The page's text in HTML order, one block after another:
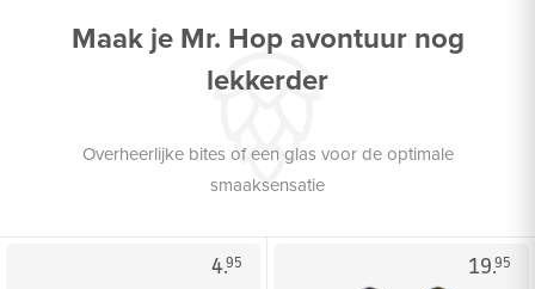
Maak je Mr. Hop avontuur nog
lekkerder
Overheerlijke bites of een glas voor de optimale
smaaksensatie
4.95 19.95